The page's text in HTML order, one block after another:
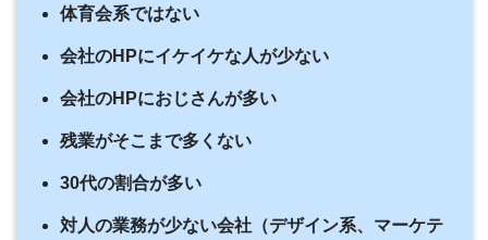
体育会系ではない
会社のHPにイケイケな人が少ない
会社のHPにおじさんが多い
残業がそこまで多くない
30代の割合が多い
対人の業務が少ない会社（デザイン系、マーケテ